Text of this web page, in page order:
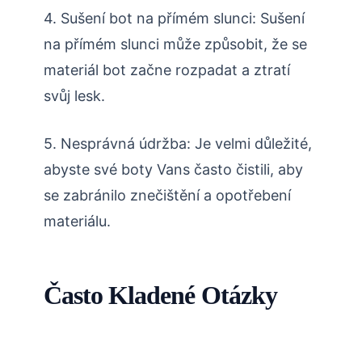
4. Sušení bot na přímém slunci: Sušení
na přímém slunci může způsobit, že se
materiál bot začne rozpadat a ztratí
svůj lesk.
5. Nesprávná údržba: Je velmi důležité,
abyste své boty Vans často čistili, aby
se zabránilo znečištění a opotřebení
materiálu.
Často Kladené Otázky